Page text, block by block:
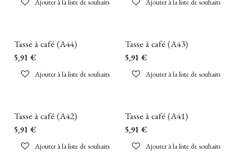
Ajouter à la liste de souhaits Ajouter à la liste de souhaits
Tasse à café (A44)
5,91 €
Ajouter à la liste de souhaits
Tasse à café (A43)
5,91 €
Ajouter à la liste de souhaits
Tasse à café (A42)
5,91 €
Ajouter à la liste de souhaits
Tasse à café (A41)
5,91 €
Ajouter à la liste de souhaits